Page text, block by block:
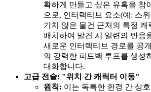
확하게 만들고 싶은 유혹을 참
으로, 인터랙티브 요소(예: 스
기치 않은 물건 근처의 특정 캐
배치하여 발견 시 일련의 반응
새로운 인터랙티브 경로를 공
의 강력한 피드백 루프를 생성
대화합니다.
고급 전술: "위치 간 캐릭터 이동"
원칙: 이는 독특한 환경 간 상